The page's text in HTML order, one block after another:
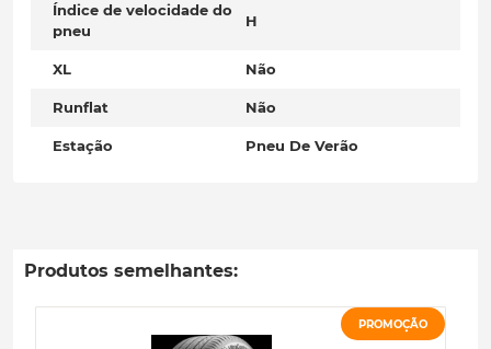
Índice de velocidade do
pneu
H
XL Não
Runflat Não
Estação Pneu De Verão
Produtos semelhantes:
PROMOÇÃO